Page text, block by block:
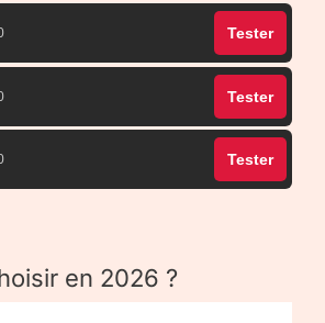
Tester
Tester
Tester
en 2026 ?